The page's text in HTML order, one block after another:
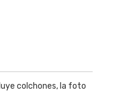
colchones, la foto